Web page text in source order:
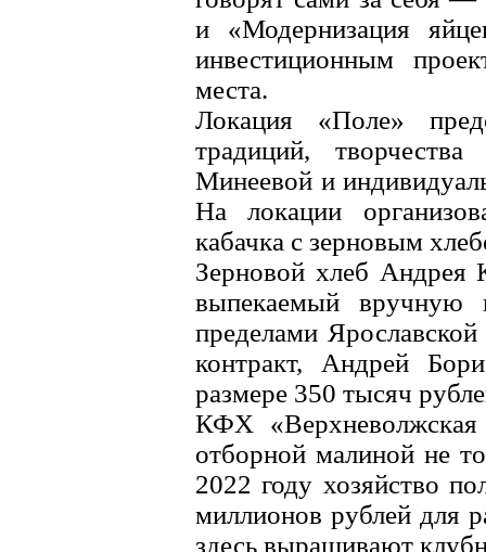
и «Модернизация
инвестиционным
места.
Локация «Поле»
традиций,
Минеевой и
На локации
кабачка с зерновым
Зерновой хлеб Андрея
выпекаемый вручную
пределами
контракт, Андрей
размере 350 тысяч
КФХ
отборной малиной не
2022 году хозяйство
миллионов рублей для
здесь выращивают